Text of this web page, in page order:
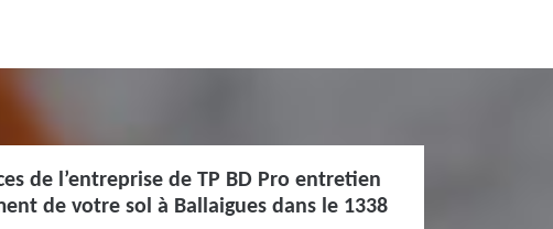
de l’entreprise de TP BD Pro entretien
de votre sol à Ballaigues dans le 1338